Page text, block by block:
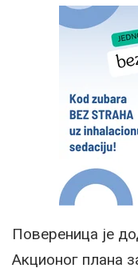
Повереница је
Акционог плана